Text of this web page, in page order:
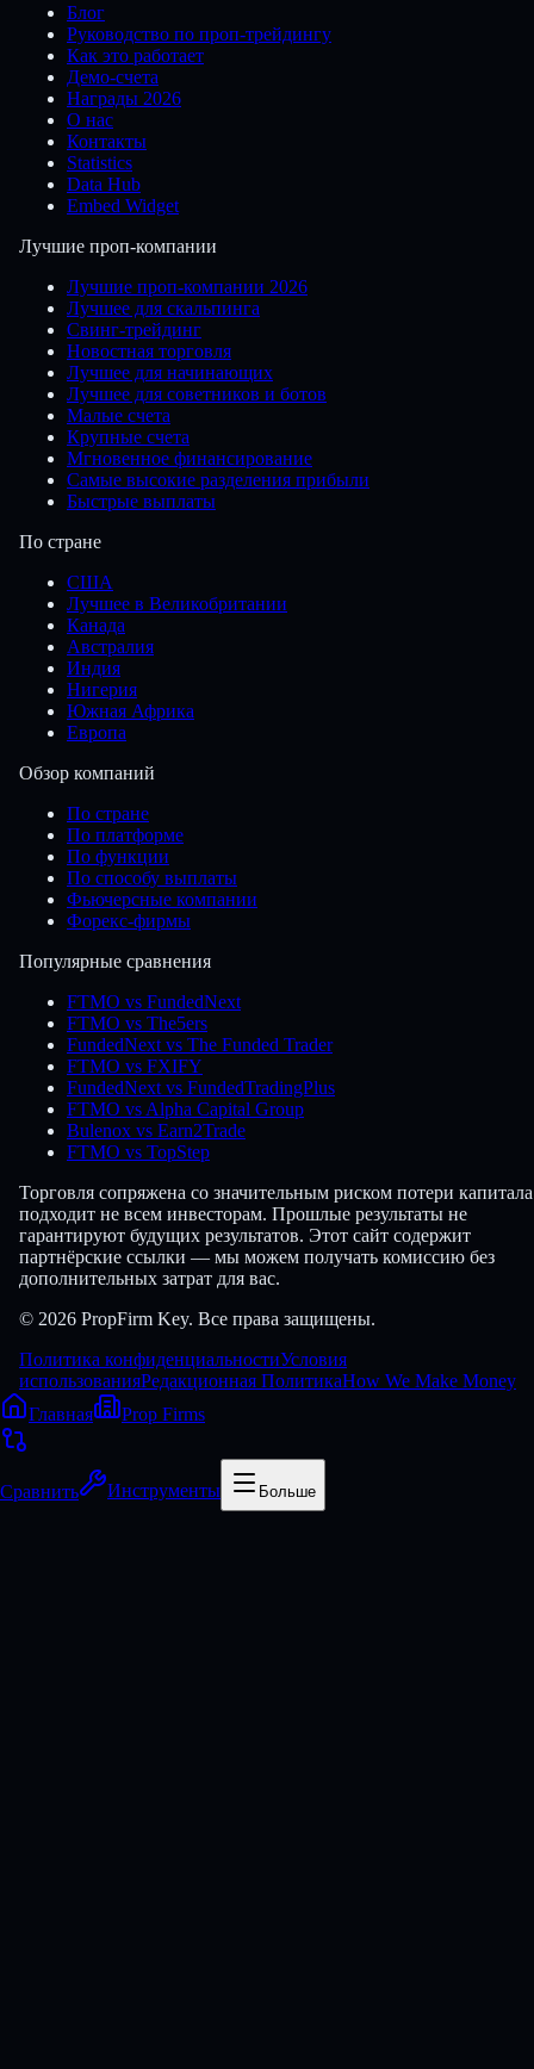
Блог
Руководство по проп-трейдингу
Как это работает
Демо-счета
Награды 2026
О нас
Контакты
Statistics
Data Hub
Embed Widget
Лучшие проп-компании
Лучшие проп-компании 2026
Лучшее для скальпинга
Свинг-трейдинг
Новостная торговля
Лучшее для начинающих
Лучшее для советников и ботов
Малые счета
Крупные счета
Мгновенное финансирование
Самые высокие разделения прибыли
Быстрые выплаты
По стране
США
Лучшее в Великобритании
Канада
Австралия
Индия
Нигерия
Южная Африка
Европа
Обзор компаний
По стране
По платформе
По функции
По способу выплаты
Фьючерсные компании
Форекс-фирмы
Популярные сравнения
FTMO vs FundedNext
FTMO vs The5ers
FundedNext vs The Funded Trader
FTMO vs FXIFY
FundedNext vs FundedTradingPlus
FTMO vs Alpha Capital Group
Bulenox vs Earn2Trade
FTMO vs TopStep
Торговля сопряжена со значительным риском потери
подходит не всем инвесторам. Прошлые результаты не
гарантируют будущих результатов. Этот сайт содержит
партнёрские ссылки — мы можем получать комиссию без
дополнительных затрат для вас.
© 2026 PropFirm Key. Все права защищены.
Политика конфиденциальностиУсловия
использованияРедакционная ПолитикаHow We Make Money
Главная
Prop Firms
Сравнить Инструменты Больше